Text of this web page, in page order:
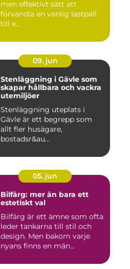
men effektivt sätt att
förvandla en vanlig lastpall
till e...
09. jun
Stenläggning i Gävle som
skapar hållbara och vackra
utemiljöer
Stenläggning uteplats i
Gävle är ett begrepp som
allt fler husägare,
bostadsr&au...
05. jun
Bilfärg: mer än bara ett
estetiskt val
Bilfärg är ett ämne som ofta
leder tankarna till stil och
design. Men bakom varje
nyans finns en män...